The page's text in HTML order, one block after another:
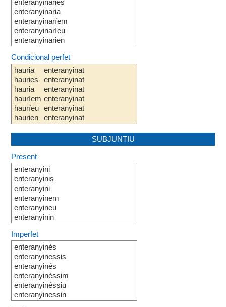
enteranyinaries
enteranyinaria
enteranyinaríem
enteranyinaríeu
enteranyinarien
Condicional perfet
hauria
hauries
hauria
hauríem
hauríeu
haurien
enteranyinat
enteranyinat
enteranyinat
enteranyinat
enteranyinat
enteranyinat
SUBJUNTIU
Present
enteranyini
enteranyinis
enteranyini
enteranyinem
enteranyineu
enteranyinin
Imperfet
enteranyinés
enteranyinessis
enteranyinés
enteranyinéssim
enteranyinéssiu
enteranyinessin